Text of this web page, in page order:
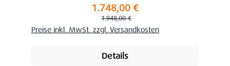
Verkaufspreis:1.748,00 €
Regulärer Preis:
1.948,00 €
Preise inkl. MwSt. zzgl. Versandkosten
Details